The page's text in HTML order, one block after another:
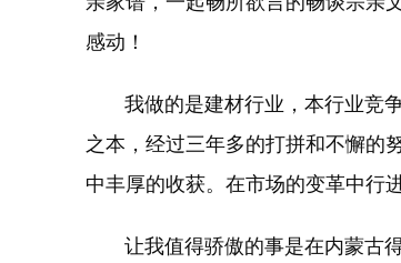
感动！
我做的是建材行业，本行业竞争
之本，经过三年多的打拼和不懈的
中丰厚的收获。在市场的变革中行
让我值得骄傲的事是在内蒙古得